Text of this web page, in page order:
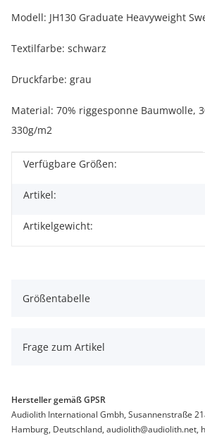
Modell: JH130 Graduate Heavyweight
Textilfarbe: schwarz
Druckfarbe: grau
Material: 70% riggesponne Baumwolle,
330g/m2
Produkteigenschaft
Wert
Verfügbare Größen:
Artikel:
Artikelgewicht:
Größentabelle
Frage zum Artikel
Hersteller gemäß GPSR
Audiolith International Gmbh, Susannenstraße
Hamburg, Deutschland, audiolith@audiolith.net,